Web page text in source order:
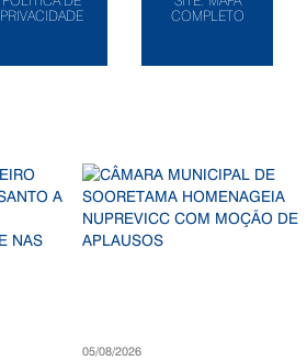
PRIVACIDADE
COMPLETO
05/08/2026